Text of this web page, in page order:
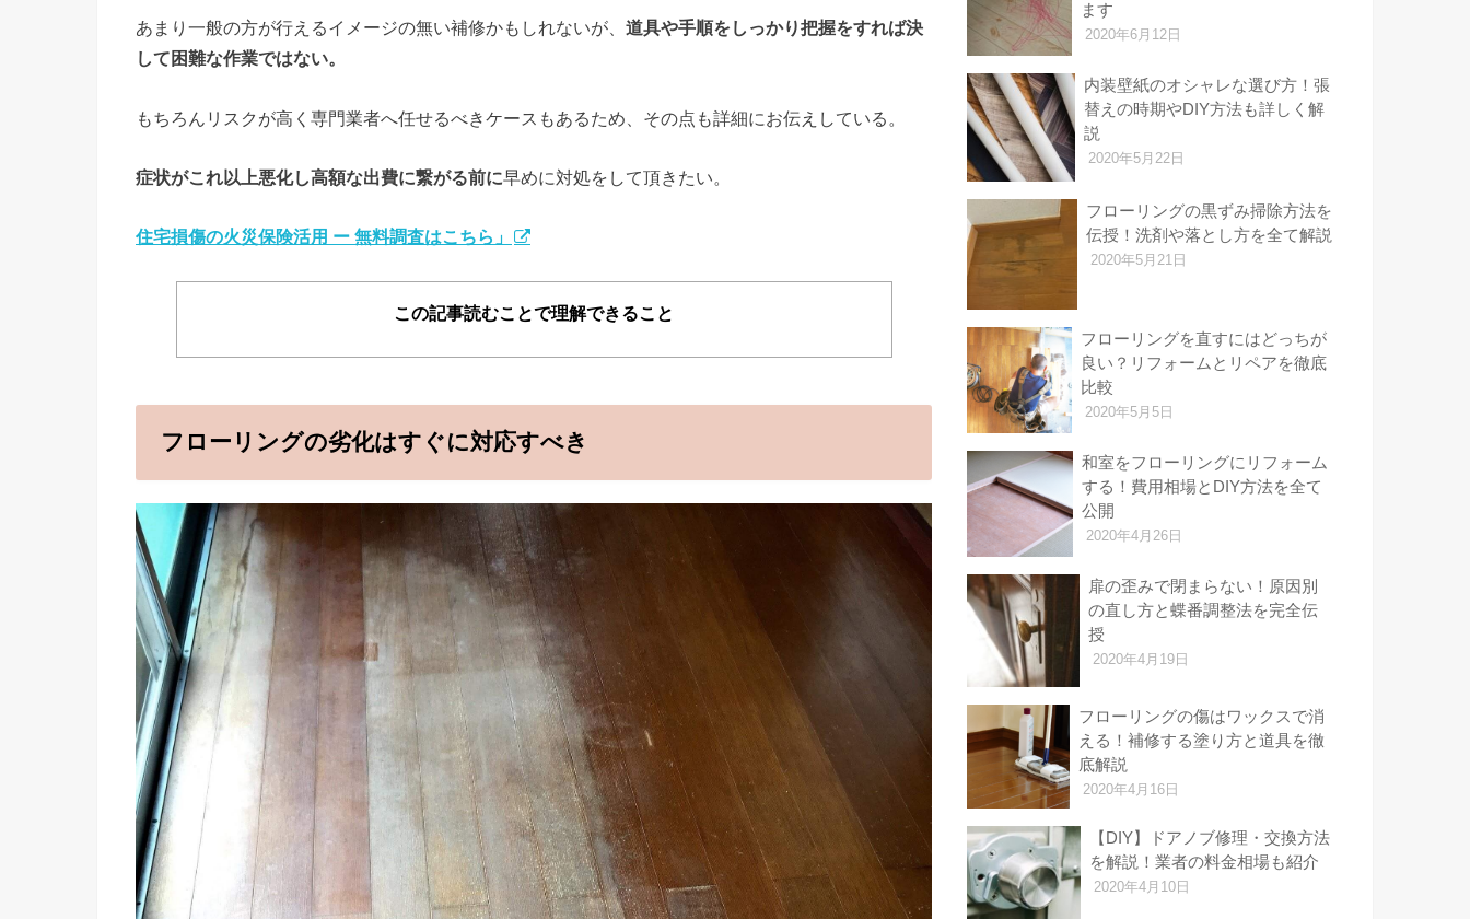
あまり一般の方が行えるイメージの無い補修かもしれないが、 道具や手順をしっかり把握をすれば決
して困難な作業ではない。
もちろんリスクが高く専門業者へ任せるべきケースもあるため、その点も詳細にお伝えしている。
症状がこれ以上悪化し高額な出費に繋がる前に早めに対処をして頂きたい。
住宅損傷の火災保険活用 ー 無料調査はこちら」
この記事読むことで理解できること
フローリングの劣化はすぐに対応すべき
ます
2020年6月12日
内装壁紙のオシャレな選び方！張
替えの時期やDIY方法も詳しく解
説
2020年5月22日
フローリングの黒ずみ掃除方法を
伝授！洗剤や落とし方を全て解説
2020年5月21日
フローリングを直すにはどっちが
良い？リフォームとリペアを徹底
比較
2020年5月5日
和室をフローリングにリフォーム
する！費用相場とDIY方法を全て
公開
2020年4月26日
扉の歪みで閉まらない！原因別
の直し方と蝶番調整法を完全伝
授
2020年4月19日
フローリングの傷はワックスで消
える！補修する塗り方と道具を徹
底解説
2020年4月16日
【DIY】ドアノブ修理・交換方法
を解説！業者の料金相場も紹介
2020年4月10日